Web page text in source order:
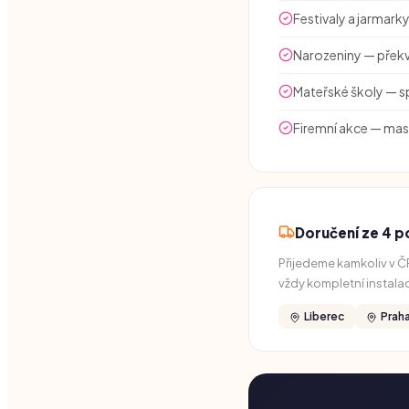
Festivaly a
Narozeniny —
Mateřské školy —
Firemní akce —
Doručení ze 4
Přijedeme kamkoliv v
vždy kompletní
Liberec